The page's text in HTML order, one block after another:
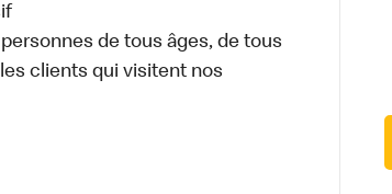
de tous âges, de tous
clients qui visitent nos